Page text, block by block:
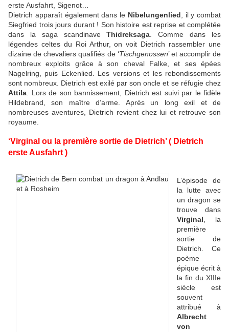
erste Ausfahrt, Sigenot…
Dietrich apparaît également dans le Nibelungenlied , il y combat
Siegfried trois jours durant ! Son histoire est reprise et complétée
dans la saga scandinaveThidreksaga . Comme dans les
légendes celtes du Roi Arthur, on voit Dietrich rassembler une
dizaine de chevaliers qualifiés de ‘Tischgenossen’ et accomplir de
nombreux exploits grâce à son cheval Falke, et ses épées
Nagelring, puis Eckenlied. Les versions et les rebondissements
sont nombreux. Dietrich est exilé par son oncle et se réfugie chez
Attila . Lors de son bannissement, Dietrich est suivi par le fidèle
Hildebrand, son maître d’arme. Après un long exil et de
nombreuses aventures, Dietrich revient chez lui et retrouve son
royaume.
‘Virginal ou la première sortie de Dietrich’ ( Dietrich
erste Ausfahrt )
L’épisode de
la lutte avec
un dragon se
trouve dans
Virginal, la
première
sortie de
Dietrich. Ce
poème
épique écrit à
la fin du XIIIe
siècle est
souvent
attribué à
Albrecht
von